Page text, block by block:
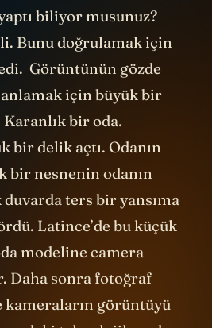
biliyor musunuz?
Bunu doğrulamak için
Görüntünün gözde
için büyük bir
Karanlık bir oda.
bir delik açtı. Odanın
bir nesnenin odanın
ters bir yansıma
Latince’de bu küçük
modeline camera
Daha sonra fotoğraf
görüntüyü